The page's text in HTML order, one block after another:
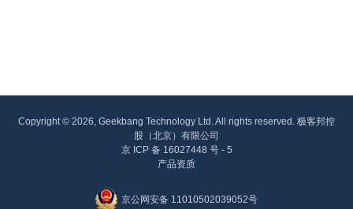
Copyright © 2026, Geekbang Technology Ltd. All rights reserved. 极客邦控
股（北京）有限公司
京 ICP 备 16027448 号 - 5
产品资质
京公网安备 11010502039052号